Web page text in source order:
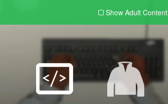
Show Adult Content